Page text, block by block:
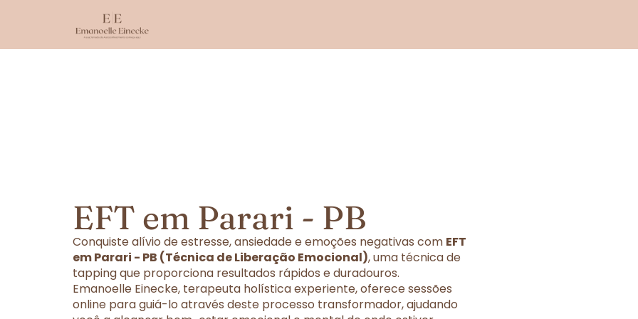
EFT em Parari - PB
Conquiste alívio de estresse, ansiedade e emoções negativas com EFT
em Parari - PB (Técnica de Liberação Emocional), uma técnica de
tapping que proporciona resultados rápidos e duradouros.
Emanoelle Einecke, terapeuta holística experiente, oferece sessões
online para guiá-lo através deste processo transformador, ajudando